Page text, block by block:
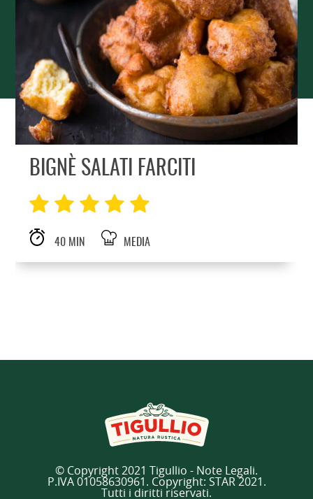
BIGNÈ SALATI FARCITI
40 MIN MEDIA
© Copyright 2021 Tigullio - Note Legali.
P.IVA 01058630961. Copyright: STAR 2021.
Tutti i diritti riservati.